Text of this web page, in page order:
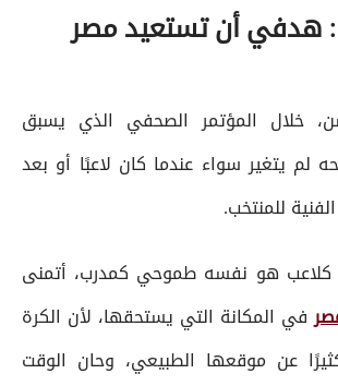
أن تستعيد مصر
خلال المؤتمر الصحفي الذي يسبق
لم يتغير سواء عندما كان لاعبًا أو بعد
للمنتخب.
هو نفسه طموحي كمدرب، أتمنى
في المكانة التي يستحقها، لأن الكرة
عن موقعها الطبيعي، وحان الوقت